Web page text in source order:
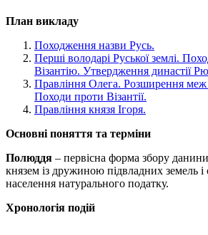
План викладу
Походження назви Русь.
Перші володарі Руської землі.
Візантію. Утвердження династії
Правління Олега. Розширення меж
Походи проти Візантії.
Правління князя Ігоря.
Основні поняття та терміни
Полюддя – первісна форма збору
князем із дружиною підвладних земель і
населення натурального податку.
Хронологія подій